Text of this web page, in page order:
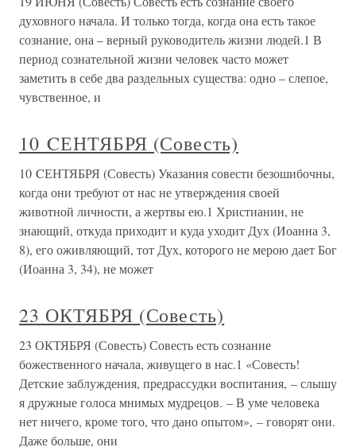
духовного начала. И только тогда, когда она есть такое
сознание, она – верный руководитель жизни людей.1 В
период сознательной жизни человек часто может
заметить в себе два раздельных существа: одно – слепое,
чувственное, и
10 CЕНТЯБРЯ (Совесть)
10 CЕНТЯБРЯ (Совесть) Указания совести безошибочны,
когда они требуют от нас не утверждения своей
животной личности, а жертвы ею.1 Христианин, не
знающий, откуда приходит и куда уходит Дух (Иоанна 3,
8), его оживляющий, тот Дух, которого не мерою дает Бог
(Иоанна 3, 34), не может
23 ОКТЯБРЯ (Совесть)
23 ОКТЯБРЯ (Совесть) Совесть есть сознание
божественного начала, живущего в нас.1 «Совесть!
Детские заблуждения, предрассудки воспитания, – слышу
я дружные голоса мнимых мудрецов. – В уме человека
нет ничего, кроме того, что дано опытом», – говорят они.
Даже больше, они